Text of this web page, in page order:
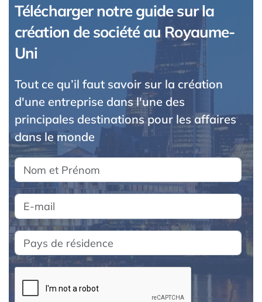
Télécharger notre guide sur la
création de société au Royaume-
Uni
Tout ce qu’il faut savoir sur la création
d'une entreprise dans l'une des
principales destinations pour les affaires
dans le monde